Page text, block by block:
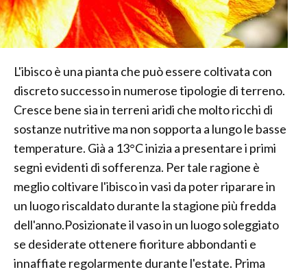
L'ibisco è una pianta che può essere coltivata con
discreto successo in numerose tipologie di terreno.
Cresce bene sia in terreni aridi che molto ricchi di
sostanze nutritive ma non sopporta a lungo le basse
temperature. Già a 13°C inizia a presentare i primi
segni evidenti di sofferenza. Per tale ragione è
meglio coltivare l'ibisco in vasi da poter riparare in
un luogo riscaldato durante la stagione più fredda
dell'anno.Posizionate il vaso in un luogo soleggiato
se desiderate ottenere fioriture abbondanti e
innaffiate regolarmente durante l'estate. Prima